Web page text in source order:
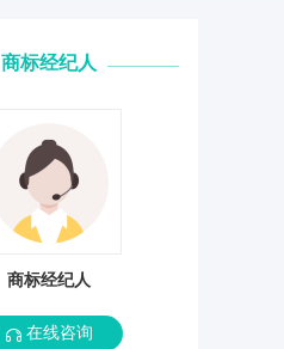
商标经纪人
商标经纪人
在线咨询